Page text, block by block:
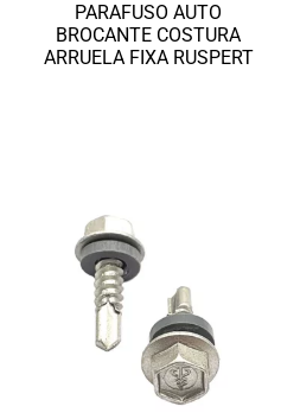
PARAFUSO AUTO
BROCANTE COSTURA
ARRUELA FIXA RUSPERT